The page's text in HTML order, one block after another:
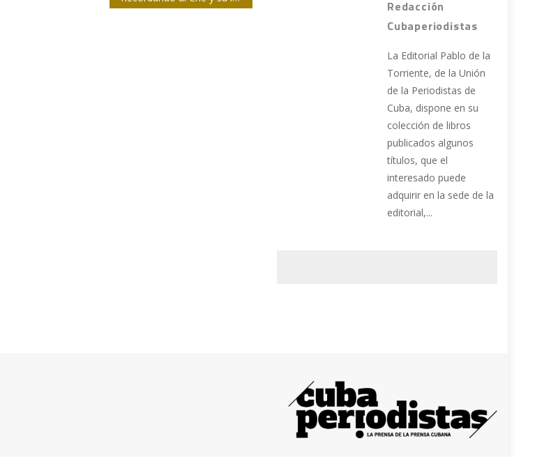
Redacción
Cubaperiodistas
La Editorial Pablo de la
Torriente, de la Unión
de la Periodistas de
Cuba, dispone en su
colección de libros
publicados algunos
títulos, que el
interesado puede
adquirir en la sede de la
editorial,...